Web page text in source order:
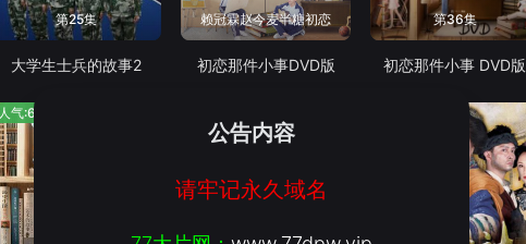
第25集
大学生士兵的故事2
赖冠霖赵今麦半糖初恋
初恋那件小事DVD版
第36集
初恋那件小事 DVD版
人气:622
公告内容
请牢记永久域名